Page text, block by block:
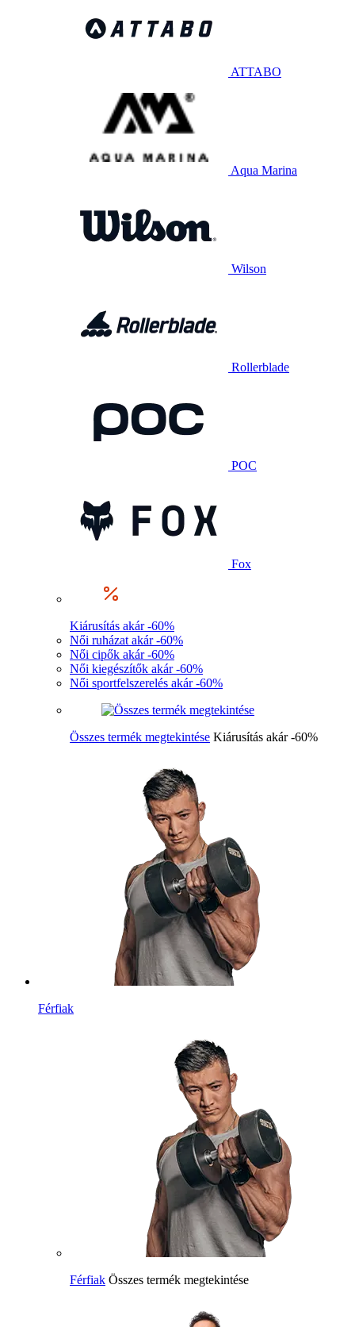
ATTABO
Aqua Marina
Wilson
Rollerblade
POC
Fox
Kiárusítás akár -60%
Női ruházat akár -60%
Női cipők akár -60%
Női kiegészítők akár -60%
Női sportfelszerelés akár -60%
Összes termék megtekintése Kiárusítás akár -60%
Férfiak
Férfiak Összes termék megtekintése